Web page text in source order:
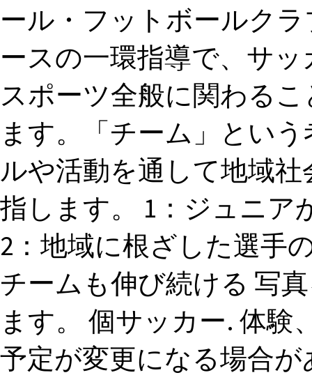
ール・フットボールク
ースの一環指導で、サ
スポーツ全般に関わる
ます。「チーム」とい
ルや活動を通して地域
指します。 1：ジュニア
2：地域に根ざした選手
チームも伸び続ける 写
ます。 個サッカー. 体
予定が変更になる場合